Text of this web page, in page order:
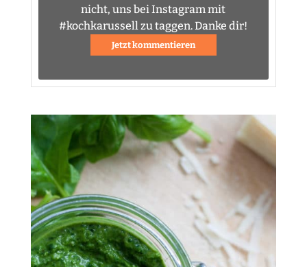
nicht, uns bei Instagram mit
#kochkarussell zu taggen. Danke dir!
Jetzt kommentieren